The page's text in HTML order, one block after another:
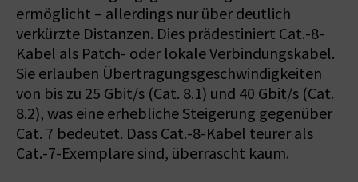
ermöglicht – allerdings nur über deutlich
verkürzte Distanzen. Dies prädestiniert Cat.-8-
Kabel als Patch- oder lokale Verbindungskabel.
Sie erlauben Übertragungsgeschwindigkeiten
von bis zu 25 Gbit/s (Cat. 8.1) und 40 Gbit/s (Cat.
8.2), was eine erhebliche Steigerung gegenüber
Cat. 7 bedeutet. Dass Cat.-8-Kabel teurer als
Cat.-7-Exemplare sind, überrascht kaum.